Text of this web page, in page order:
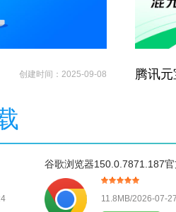
创建时间：2025-09-08 腾讯元
11.8MB/2026-07-